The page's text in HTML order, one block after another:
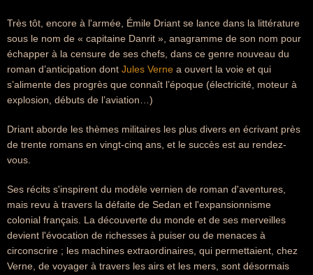
Très tôt, encore à l'armée, Émile Driant se lance dans la littérature
sous le nom de « capitaine Danrit », anagramme de son nom pour
échapper à la censure de ses chefs, dans ce genre nouveau du
roman d’anticipation dont Jules Verne a ouvert la voie et qui
s’alimente des progrès que connaît l’époque (électricité, moteur à
explosion, débuts de l’aviation…)
Driant aborde les thèmes militaires les plus divers en écrivant près
de trente romans en vingt-cinq ans, et le succès est au rendez-
vous.
Ses récits s'inspirent du modèle vernien de roman d'aventures,
mais revu à travers la défaite de Sedan et l'expansionnisme
colonial français. La découverte du monde et de ses merveilles
devient l'évocation de richesses à puiser ou de menaces à
circonscrire ; les machines extraordinaires, qui permettaient, chez
Verne, de voyager à travers les airs et les mers, sont désormais